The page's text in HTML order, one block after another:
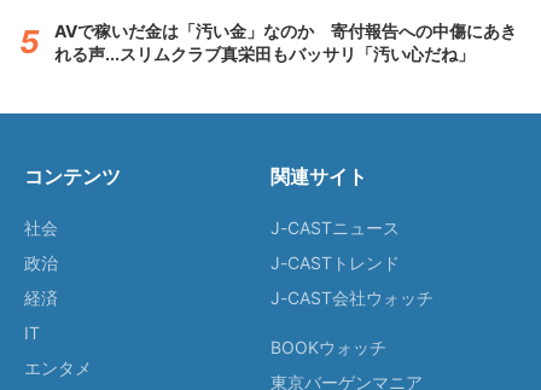
AVで稼いだ金は「汚い金」なのか 寄付報告への中傷にあき
れる声...スリムクラブ真栄田もバッサリ「汚い心だね」
コンテンツ
社会
政治
経済
IT
エンタメ
関連サイト
J-CASTニュース
J-CASTトレンド
J-CAST会社ウォッチ
BOOKウォッチ
東京バーゲンマニア